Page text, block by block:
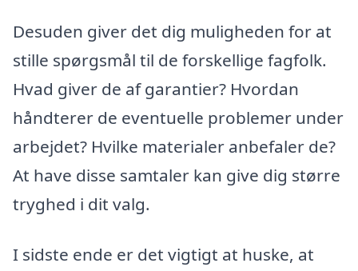
Desuden giver det dig muligheden for at
stille spørgsmål til de forskellige fagfolk.
Hvad giver de af garantier? Hvordan
håndterer de eventuelle problemer under
arbejdet? Hvilke materialer anbefaler de?
At have disse samtaler kan give dig større
tryghed i dit valg.
I sidste ende er det vigtigt at huske, at